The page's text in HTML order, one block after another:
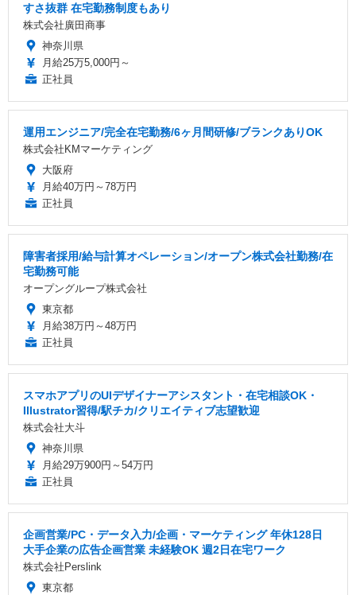
すさ抜群 在宅勤務制度もあり
株式会社廣田商事
神奈川県
月給25万5,000円～
正社員
運用エンジニア/完全在宅勤務/6ヶ月間研修/ブランクありOK
株式会社KMマーケティング
大阪府
月給40万円～78万円
正社員
障害者採用/給与計算オペレーション/オープン株式会社勤務/在
宅勤務可能
オープングループ株式会社
東京都
月給38万円～48万円
正社員
スマホアプリのUIデザイナーアシスタント・在宅相談OK・
Illustrator習得/駅チカ/クリエイティブ志望歓迎
株式会社大斗
神奈川県
月給29万900円～54万円
正社員
企画営業/PC・データ入力/企画・マーケティング 年休128日
大手企業の広告企画営業 未経験OK 週2日在宅ワーク
株式会社Perslink
東京都